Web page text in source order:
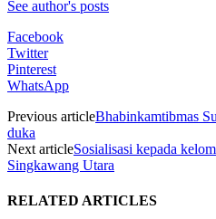
See author's posts
Facebook
Twitter
Pinterest
WhatsApp
Previous articleBhabinkamtibmas
duka
Next articleSosialisasi kepada
Singkawang Utara
RELATED ARTICLES